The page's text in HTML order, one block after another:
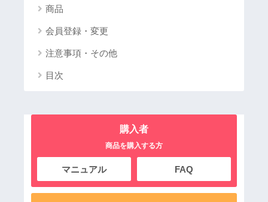
商品
会員登録・変更
注意事項・その他
目次
購入者
商品を購入する方
マニュアル FAQ